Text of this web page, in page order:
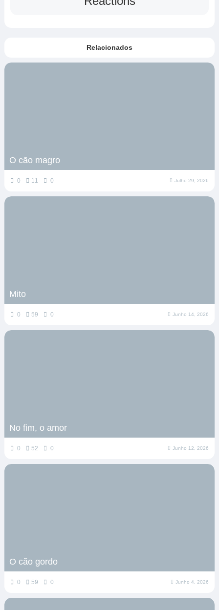
Relacionados
O cão magro
0 11 0 Julho 29, 2026
Mito
0 59 0 Junho 14, 2026
No fim, o amor
0 52 0 Junho 12, 2026
O cão gordo
0 59 0 Junho 4, 2026